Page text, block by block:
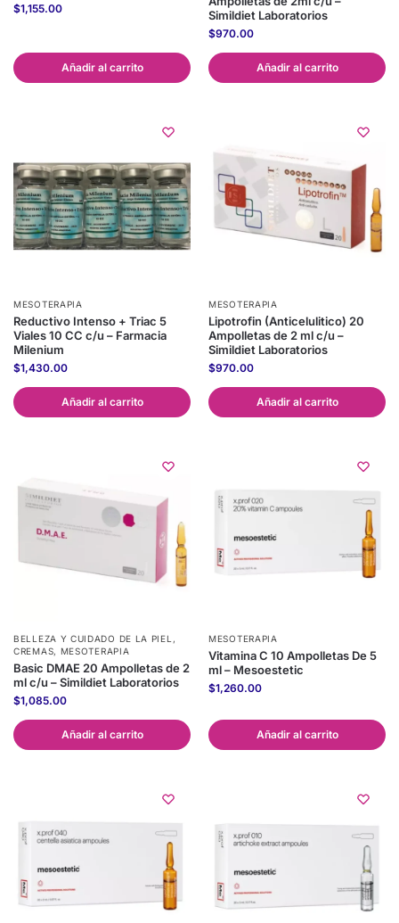
$1,155.00
Añadir al carrito
Simildiet Laboratorios
$970.00
Añadir al carrito
MESOTERAPIA
Reductivo Intenso + Triac 5
Viales 10 CC c/u – Farmacia
Milenium
$1,430.00
Añadir al carrito
MESOTERAPIA
Lipotrofin (Anticelulitico) 20
Ampolletas de 2 ml c/u –
Simildiet Laboratorios
$970.00
Añadir al carrito
BELLEZA Y CUIDADO DE LA PIEL ,
CREMAS, MESOTERAPIA
Basic DMAE 20 Ampolletas de 2
ml c/u – Simildiet Laboratorios
$1,085.00
Añadir al carrito
MESOTERAPIA
Vitamina C 10 Ampolletas De 5
ml – Mesoestetic
$1,260.00
Añadir al carrito